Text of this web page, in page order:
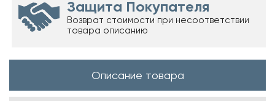
Защита Покупателя
Возврат стоимости при несоответствии
товара описанию
Описание товара